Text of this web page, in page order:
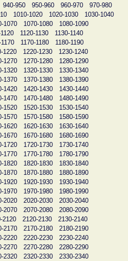
940-950 950-960 960-970
970-980
1010-1020 1020-1030
1030-1040
1070 1070-1080
1080-1090
1120-1130
1130-1140
1170-1180
1180-1190
1220 1220-1230
1230-1240
1270 1270-1280
1280-1290
1320 1320-1330
1330-1340
1370 1370-1380
1380-1390
1420 1420-1430
1430-1440
1470 1470-1480
1480-1490
1520 1520-1530
1530-1540
1570 1570-1580
1580-1590
1620 1620-1630
1630-1640
1670 1670-1680
1680-1690
1720 1720-1730
1730-1740
1770 1770-1780
1780-1790
1820 1820-1830
1830-1840
1870 1870-1880
1880-1890
1920 1920-1930
1930-1940
1970 1970-1980
1980-1990
2020 2020-2030
2030-2040
2070 2070-2080
2080-2090
2120 2120-2130
2130-2140
2170 2170-2180
2180-2190
2220 2220-2230
2230-2240
2270 2270-2280
2280-2290
2320 2320-2330
2330-2340